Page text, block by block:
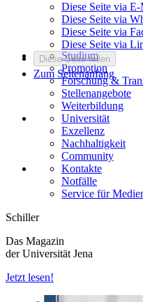
Diese Seite via
Diese Seite via
Diese Seite via
Diese Seite via
Diese Seite teilen
Zum Seitenanfang
Studium
Promotion
Forschung &
Stellenangebote
Weiterbildung
Universität
Exzellenz
Nachhaltigkeit
Community
Kontakte
Notfälle
Service für
Schiller
Das Magazin
der Universität Jena
Jetzt lesen!